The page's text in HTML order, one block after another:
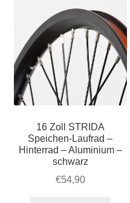
16 Zoll STRIDA
Speichen-Laufrad –
Hinterrad – Aluminium –
schwarz
€54,90